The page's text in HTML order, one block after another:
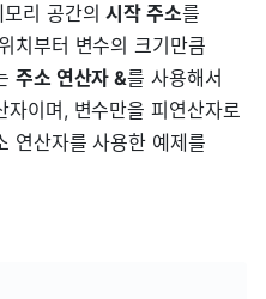
모리 공간의시작 주소를
치부터 변수의 크기만큼
주소 연산자 &를 사용해서
이며, 변수만을 피연산자로
연산자를 사용한 예제를